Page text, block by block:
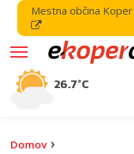
Mestna občina Koper
26.7°C
Domov ›